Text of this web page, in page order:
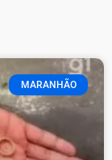
MARANHÃO